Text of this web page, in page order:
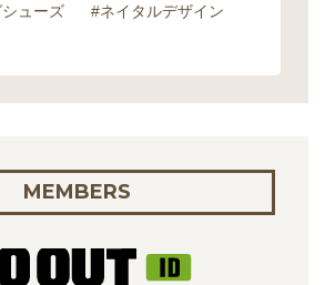
ューズ
#ネイタルデザイン
MEMBERS